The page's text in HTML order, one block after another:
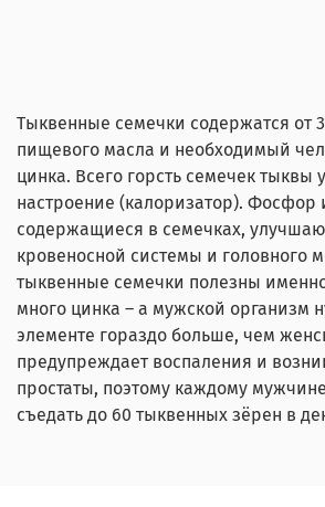
Тыквенные семечки содержатся от
пищевого масла и необходимый
цинка. Всего горсть семечек тыквы
настроение (калоризатор). Фосфор
содержащиеся в семечках,
кровеносной системы и головного
тыквенные семечки полезны
много цинка – а мужской организм
элементе гораздо больше, чем
предупреждает воспаления и
простаты, поэтому каждому
съедать до 60 тыквенных зёрен в